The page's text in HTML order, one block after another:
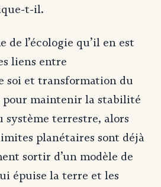
t-il.
de l’écologie qu’il en est
liens entre
soi et transformation du
pour maintenir la stabilité
système terrestre, alors
planétaires sont déjà
sortir d’un modèle de
épuise la terre et les